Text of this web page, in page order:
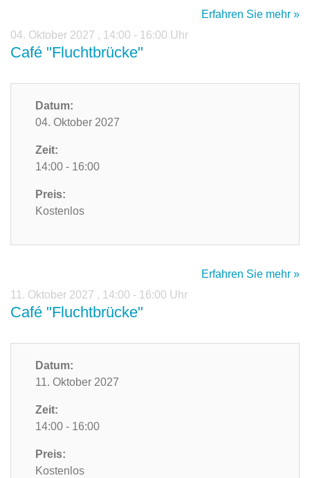
Erfahren Sie mehr »
04. Oktober 2027 , 14:00 - 16:00 Uhr
Café "Fluchtbrücke"
Datum:
04. Oktober 2027
Zeit:
14:00 - 16:00
Preis:
Kostenlos
Erfahren Sie mehr »
11. Oktober 2027 , 14:00 - 16:00 Uhr
Café "Fluchtbrücke"
Datum:
11. Oktober 2027
Zeit:
14:00 - 16:00
Preis:
Kostenlos